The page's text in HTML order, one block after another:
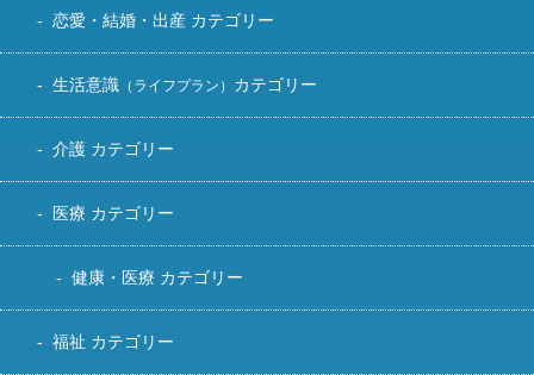
恋愛・結婚・出産 カテゴリー
生活意識 （ライフプラン） カテゴリー
介護 カテゴリー
医療 カテゴリー
健康・医療 カテゴリー
福祉 カテゴリー